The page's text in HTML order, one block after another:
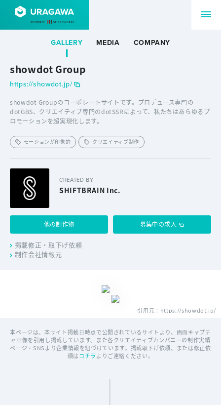
GALLERY MEDIA COMPANY
showdot Group
https://showdot.jp/
showdot Groupのコーポレートサイトです。プロデュース専門の
dotGBS、クリエイティブ専門のdotSSRによって、私たちはあらゆるプ
ロモーションを超実現化します。
モーションが印象的 クリエイティブ制作
CREATED BY
SHIFTBRAIN Inc.
他の制作物 募集中の求人
掲載修正・取下げ依頼
制作会社情報元
引用元：https://showdot.jp/
本ページは、本サイト掲載日時点で公開されているサイトより、画面キャプチ
ャ画像を引用し掲載しています。また各クリエイティブカンパニーの制作実績
ページ・SNSより企業情報を紐づけています。掲載取下げ依頼、または修正依
頼はコチラよりご連絡ください。